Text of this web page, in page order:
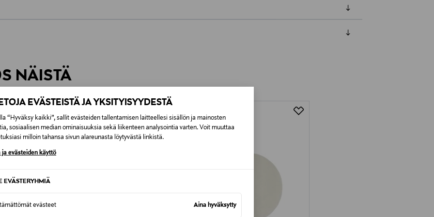
EVÄSTEISTÄ JA YKSITYISYYDESTÄ
“Hyväksy kaikki”, sallit evästeiden tallentamisen laitteellesi sisällön ja mainosten
sosiaalisen median ominaisuuksia sekä liikenteen analysointia varten. Voit muuttaa
milloin tahansa sivun alareunasta löytyvästä linkistä.
ja evästeiden käyttö
EVÄSTERYHMIÄ
evästeet Aina hyväksytty
Alk. 6,90 €, kun toimitus on saatavilla valittuun osoitteeseen.
NÄISTÄ